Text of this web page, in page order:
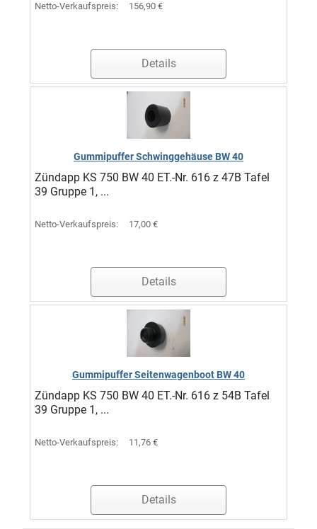
Netto-Verkaufspreis: 156,90 €
Details
Gummipuffer Schwinggehäuse BW 40
Zündapp KS 750 BW 40 ET.-Nr. 616 z 47B Tafel
39 Gruppe 1, ...
Netto-Verkaufspreis: 17,00 €
Details
Gummipuffer Seitenwagenboot BW 40
Zündapp KS 750 BW 40 ET.-Nr. 616 z 54B Tafel
39 Gruppe 1, ...
Netto-Verkaufspreis: 11,76 €
Details